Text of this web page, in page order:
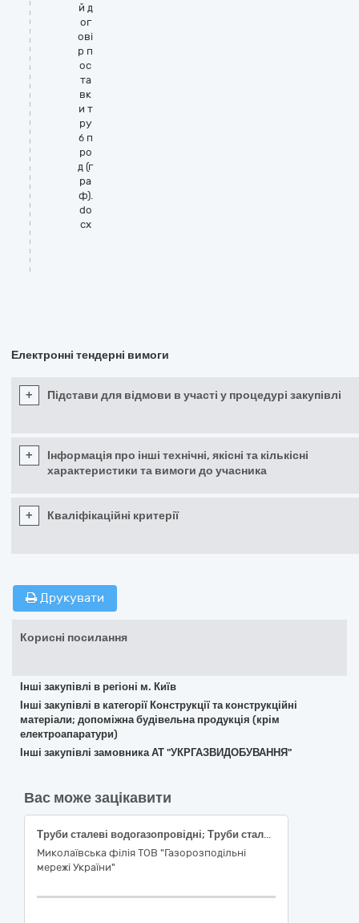
й д
ог
ові
р п
ос
та
вк
и т
ру
б п
ро
д (г
ра
ф).
do
cx
Електронні тендерні вимоги
+ Підстави для відмови в участі у процедурі закупівлі
+
Інформація про інші технічні, якісні та кількісні
характеристики та вимоги до учасника
+ Кваліфікаційні критерії
Друкувати
Корисні посилання
Інші закупівлі в регіоні м. Київ
Інші закупівлі в категорії Конструкції та конструкційні
матеріали; допоміжна будівельна продукція (крім
електроапаратури)
Інші закупівлі замовника АТ "УКРГАЗВИДОБУВАННЯ"
Вас може зацікавити
Труби сталеві водогазопровідні; Труби сталеві електрозварні прямошовні
Миколаївська філія ТОВ "Газорозподільні
мережі України"